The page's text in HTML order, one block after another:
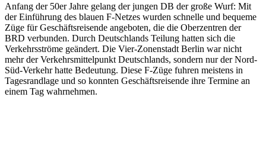
Anfang der 50er Jahre gelang der jungen DB der große Wurf: Mit
der Einführung des blauen F-Netzes wurden schnelle und bequeme
Züge für Geschäftsreisende angeboten, die die Oberzentren der
BRD verbunden. Durch Deutschlands Teilung hatten sich die
Verkehrsströme geändert. Die Vier-Zonenstadt Berlin war nicht
mehr der Verkehrsmittelpunkt Deutschlands, sondern nur der Nord-
Süd-Verkehr hatte Bedeutung. Diese F-Züge fuhren meistens in
Tagesrandlage und so konnten Geschäftsreisende ihre Termine an
einem Tag wahrnehmen.